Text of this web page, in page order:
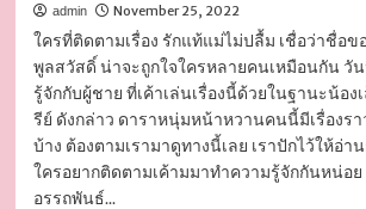
admin November 25, 2022
ใครที่ติดตามเรื่อง รักแท้แม่ไม่ปลื้ม เชื่อว่าชื่อข
พูลสวัสดิ์ น่าจะถูกใจใครหลายคนเหมือนกัน วั
รู้จักกับผู้ชาย ที่เค้าเล่นเรื่องนี้ด้วยในฐานะน้อง
รีย์ ดังกล่าว ดาราหนุ่มหน้าหวานคนนี้มีเรื่องร
บ้าง ต้องตามเรามาดูทางนี้เลย เราปักไว้ให้อ่
ใครอยากติดตามเค้ามมาทำความรู้จักกันหน่อ
อรรถพันธ์...